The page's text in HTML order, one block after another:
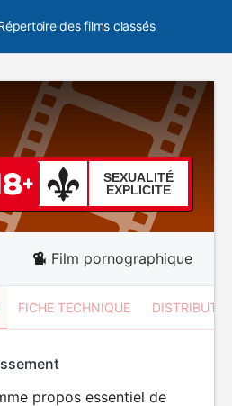
des films classés
SEXUALITÉ
EXPLICITE
Film pornographique
FICHE TECHNIQUE
propos essentiel de